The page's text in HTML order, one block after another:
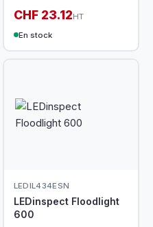
CHF 23.12HT
En stock
LEDIL434ESN
LEDinspect Floodlight
600